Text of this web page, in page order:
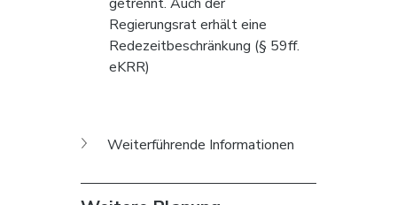
Regierungsrat erhält eine
Redezeitbeschränkung (§ 59ff.
eKRR)
Weiterführende Informationen